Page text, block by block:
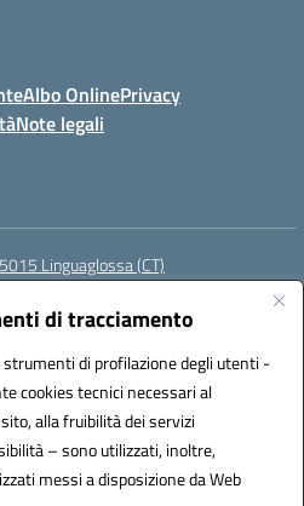
di tracciamento
di profilazione degli utenti -
cookies tecnici necessari al
alla fruibilità dei servizi
– sono utilizzati, inoltre,
messi a disposizione da Web
Albo OnlinePrivacy
Note legali
Linguaglossa (CT)
ctic83200r@pec.istruzione.it
(IPA): istsc_CTIC83200R
UF7TEB